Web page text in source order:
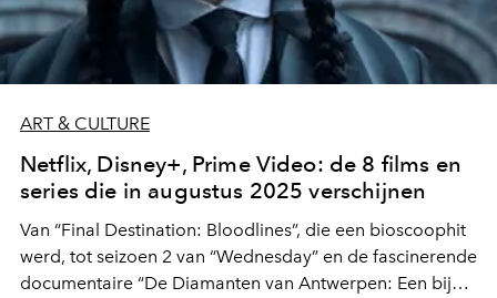
ART & CULTURE
Netflix, Disney+, Prime Video: de 8 films en
series die in augustus 2025 verschijnen
Van “Final Destination: Bloodlines”, die een bioscoophit
werd, tot seizoen 2 van “Wednesday” en de fascinerende
documentaire “De Diamanten van Antwerpen: Een bijna